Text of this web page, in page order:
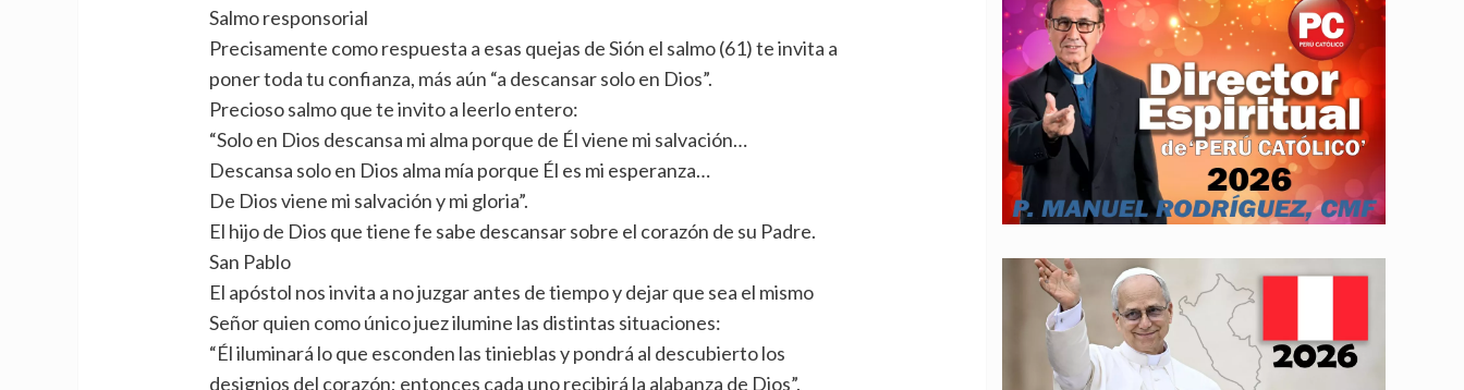
Salmo responsorial
Precisamente como respuesta a esas quejas de Sión el salmo (61) te invita a
poner toda tu confianza, más aún “a descansar solo en Dios”.
Precioso salmo que te invito a leerlo entero:
“Solo en Dios descansa mi alma porque de Él viene mi salvación…
Descansa solo en Dios alma mía porque Él es mi esperanza…
De Dios viene mi salvación y mi gloria”.
El hijo de Dios que tiene fe sabe descansar sobre el corazón de su Padre.
San Pablo
El apóstol nos invita a no juzgar antes de tiempo y dejar que sea el mismo
Señor quien como único juez ilumine las distintas situaciones:
“Él iluminará lo que esconden las tinieblas y pondrá al descubierto los
designios del corazón; entonces cada uno recibirá la alabanza de Dios”.